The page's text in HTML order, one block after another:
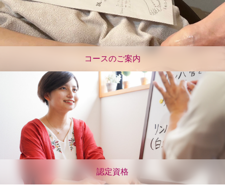
コースのご案内
認定資格